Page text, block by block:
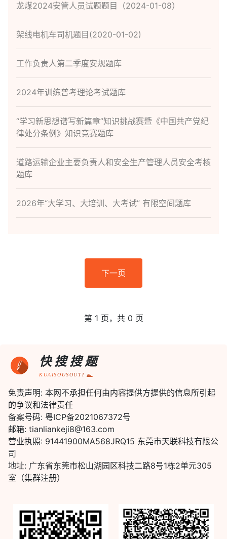
龙煤2024安管人员试题题目（2024-01-08）
架线电机车司机题目(2020-01-02)
工作负责人第二季度安规题库
2024年训练普考理论考试题库
“学习新思想谱写新篇章”知识挑战赛暨《中国共产党纪
律处分条例》知识竞赛题库
道路运输企业主要负责人和安全生产管理人员安全考核
题库
2026年“大学习、大培训、大考试” 有限空间题库
下一页
第 1 页，共 0 页
快搜搜题
KUAISOUSOUTI
免责声明: 本网不承担任何由内容提供方提供的信息所引起
的争议和法律责任
备案号码: 粤ICP备2021067372号
邮箱: tianliankeji8@163.com
营业执照: 91441900MA568JRQ15 东莞市天联科技有限公
司
地址: 广东省东莞市松山湖园区科技二路8号1栋2单元305
室（集群注册）